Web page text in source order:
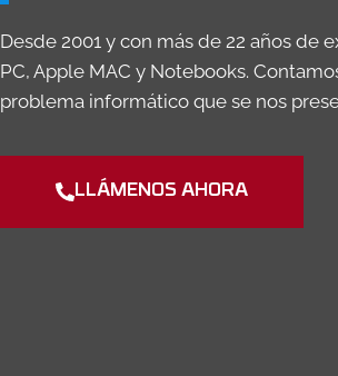
Desde 2001 y con más de 22 años
PC, Apple MAC y Notebooks.
problema informático que se nos
LLÁMENOS AHORA